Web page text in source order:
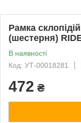
Рамка
(шестерня)
В наявності
Код: УТ-00018281
472 ₴